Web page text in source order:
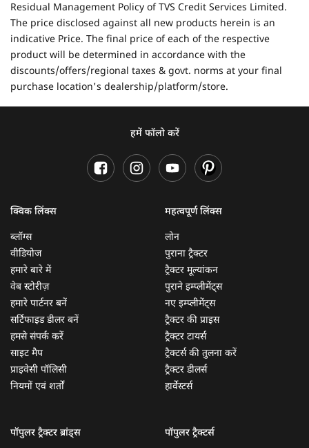
Residual Management Policy of TVS Credit Services Limited.
The price disclosed against all new products herein is an
indicative Price. The final price of each of the respective
product will be determined in accordance with the
discounts/offers/regional taxes & govt. norms at your final
purchase location's dealership/platform/store.
हमें फॉलो करें
क्विक लिंक्स
ब्लॉग्स
वीडियोज
हमारे बारे में
वेब स्टोरीज़
हमारे पार्टनर बनें
सर्टिफाइड डीलर बनें
हमसे संपर्क करें
साइट मैप
प्राइवेसी पॉलिसी
नियमों एवं शर्तों
महत्वपूर्ण लिंक्स
लोन
पुराना ट्रैक्टर
ट्रैक्टर मूल्यांकन
पुराने इम्प्लीमेंट्स
नए इम्प्लीमेंट्स
ट्रैक्टर की प्राइस
ट्रैक्टर टायर्स
ट्रैक्टर्स की तुलना करें
ट्रैक्टर डीलर्स
हार्वेस्टर्स
पॉपुलर ट्रैक्टर ब्रांड्स
पॉपुलर ट्रैक्टर्स